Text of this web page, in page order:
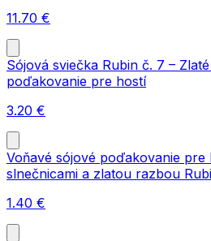
11.70 €
Sójová sviečka Rubin č. 7 –
poďakovanie pre hostí
3.20 €
Voňavé sójové poďakovanie pre
slnečnicami a zlatou razbou
1.40 €